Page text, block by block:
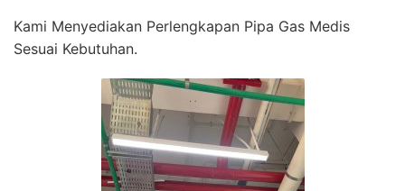
Kami Menyediakan Perlengkapan Pipa Gas Medis
Sesuai Kebutuhan.